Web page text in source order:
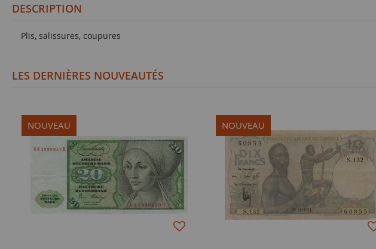
DESCRIPTION
Plis, salissures, coupures
LES DERNIÈRES NOUVEAUTÉS
NOUVEAU NOUVEAU